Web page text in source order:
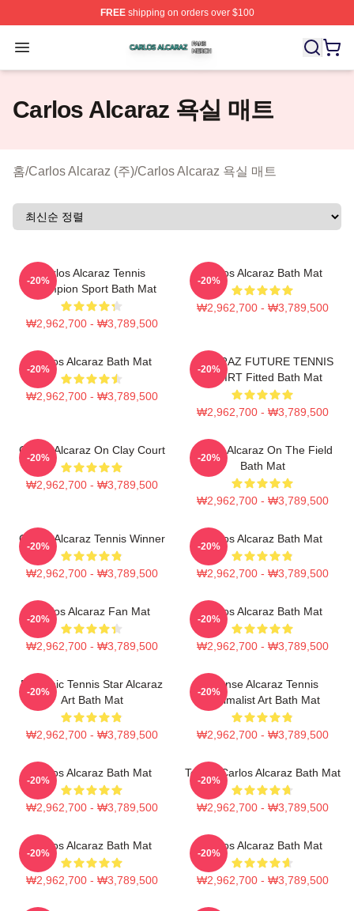
FREEshipping on orders over $100
Open menu
Carlos Alcaraz Shop ⚡️ Officially Licensed Carlos
Carlos Alcaraz 욕실 매트
홈/Carlos Alcaraz (주)/Carlos Alcaraz 욕실 매트
Carlos Alcaraz Tennis
Champion Sport Bath Mat
₩2,962,700 - ₩3,789,500
-20%
Carlos Alcaraz Bath Mat
₩2,962,700 - ₩3,789,500
-20%
Carlos Alcaraz Bath Mat
₩2,962,700 - ₩3,789,500
-20%
ALCARAZ FUTURE TENNIS
TSHIRT Fitted Bath Mat
₩2,962,700 - ₩3,789,500
-20%
Carlos Alcaraz On Clay Court
₩2,962,700 - ₩3,789,500
-20%
Carlos Alcaraz On The Field
Bath Mat
₩2,962,700 - ₩3,789,500
-20%
Carlos Alcaraz Tennis Winner
₩2,962,700 - ₩3,789,500
-20%
Carlos Alcaraz Bath Mat
₩2,962,700 - ₩3,789,500
-20%
Carlos Alcaraz Fan Mat
₩2,962,700 - ₩3,789,500
-20%
Carlos Alcaraz Bath Mat
₩2,962,700 - ₩3,789,500
-20%
Dynamic Tennis Star Alcaraz
Art Bath Mat
₩2,962,700 - ₩3,789,500
-20%
Intense Alcaraz Tennis
Minimalist Art Bath Mat
₩2,962,700 - ₩3,789,500
-20%
Carlos Alcaraz Bath Mat
₩2,962,700 - ₩3,789,500
-20%
Tennis Carlos Alcaraz Bath Mat
₩2,962,700 - ₩3,789,500
-20%
Carlos Alcaraz Bath Mat
₩2,962,700 - ₩3,789,500
-20%
Carlos Alcaraz Bath Mat
₩2,962,700 - ₩3,789,500
-20%